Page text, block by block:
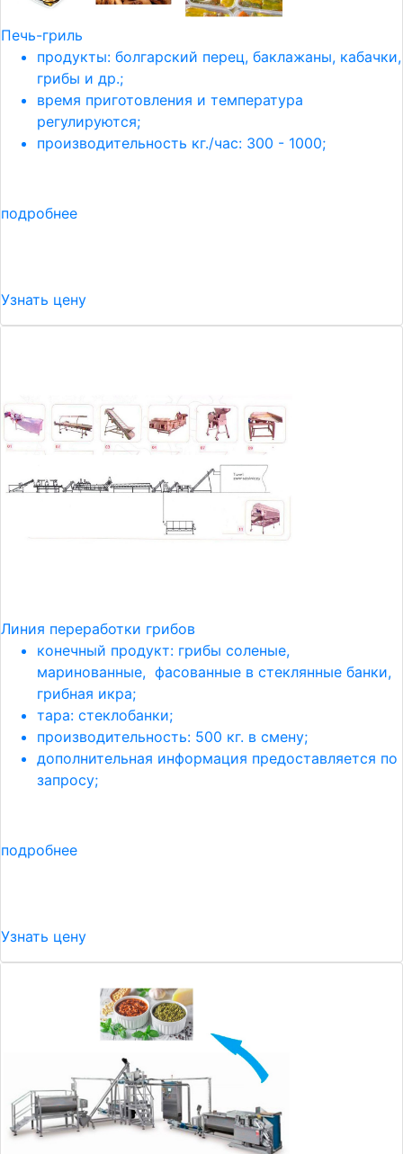
Печь-гриль
продукты: болгарский перец, баклажаны, кабачки,
грибы и др.;
время приготовления и температура
регулируются;
производительность кг./час: 300 - 1000;
подробнее
Узнать цену
Линия переработки грибов
конечный продукт: грибы соленые,
маринованные, фасованные в стеклянные банки,
грибная икра;
тара: стеклобанки;
производительность: 500 кг. в смену;
дополнительная информация предоставляется по
запросу;
подробнее
Узнать цену